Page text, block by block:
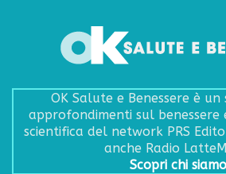
OK Salute e Benessere è un
approfondimenti sul benessere
scientifica del network PRS
anche Radio
Scopri chi siamo